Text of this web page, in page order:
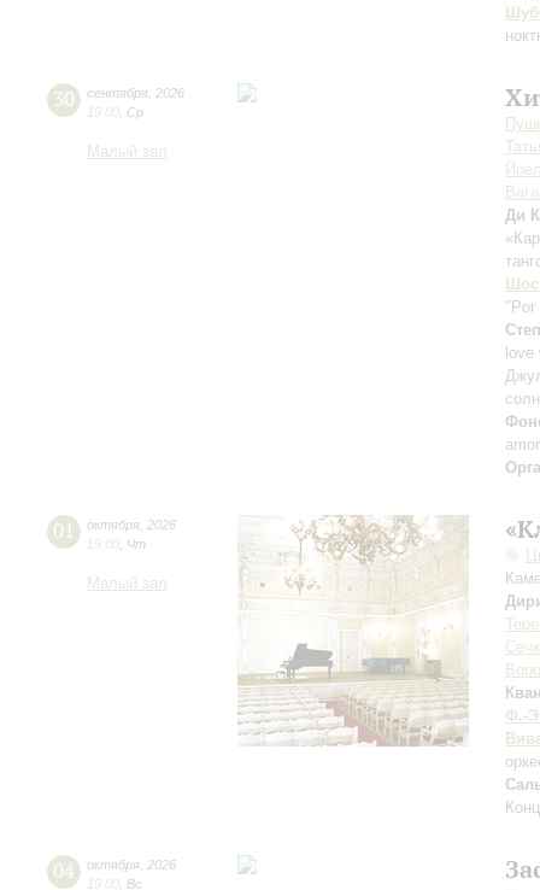
30 сентября 2026
19:00 Ср
Малый зал
Ди
01 октября 2026
19:00 Чт
Малый зал
Ф.-
04 октября 2026
19:00 Вс